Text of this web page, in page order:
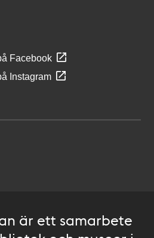
Facebook
Instagram
är ett samarbete